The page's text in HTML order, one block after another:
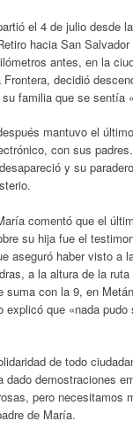
el 4 de julio desde
hacia San Salvador
antes, en la
Frontera, decidió
familia que se sentía
mantuvo el
con sus
y su
comentó que el
su hija fue el
aseguró haber visto a
a la altura de la
suma con la 9, en
explicó que «nada pudo
de todo
dado demostraciones
pero necesitamos
de María.